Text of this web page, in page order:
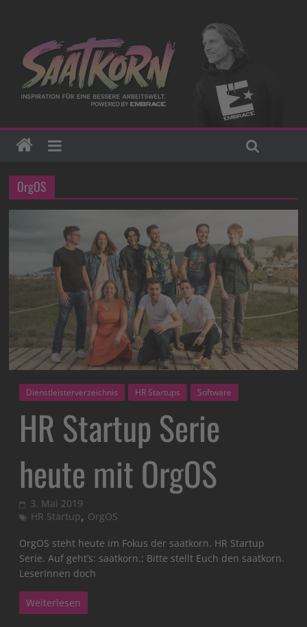
OrgOS
Dienstleisterverzeichnis HR Startups Software
HR Startup Serie
heute mit OrgOS
3. Mai 2019
HR Startup, OrgOS
OrgOS steht heute im Fokus der saatkorn. HR Startup
Serie. Auf geht’s: saatkorn.: Bitte stellt Euch den saatkorn.
LeserInnen doch
Weiterlesen